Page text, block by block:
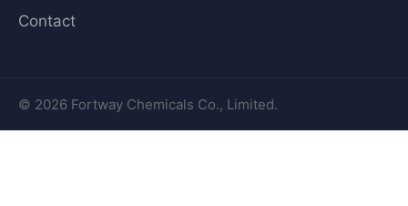
Contact
© 2026 Fortway Chemicals Co., Limited.